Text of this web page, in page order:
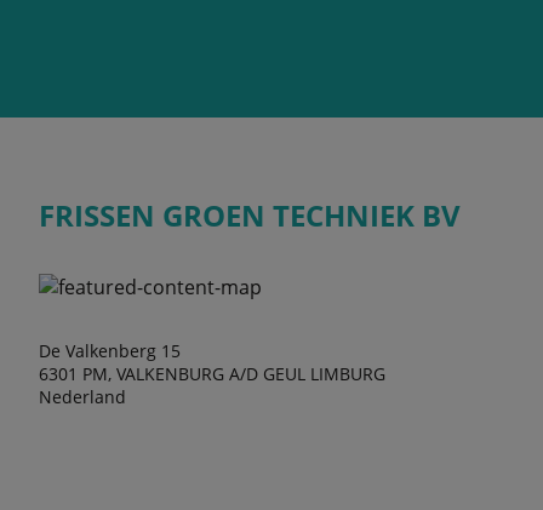
FRISSEN GROEN TECHNIEK BV
De Valkenberg 15
6301 PM, VALKENBURG A/D GEUL LIMBURG
Nederland